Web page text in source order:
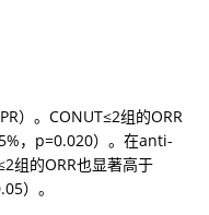
）。CONUT≤2组的ORR
，p=0.020）。在anti-
组的ORR也显著高于
）。